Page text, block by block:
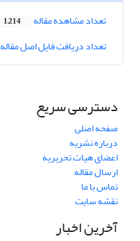
تعداد مشاهده مقاله 1,214
تعداد دریافت فایل اصل مقاله
دسترسی سریع
صفحه اصلی
درباره نشریه
اعضای هیات تحریریه
ارسال مقاله
تماس با ما
نقشه سایت
آخرین اخبار